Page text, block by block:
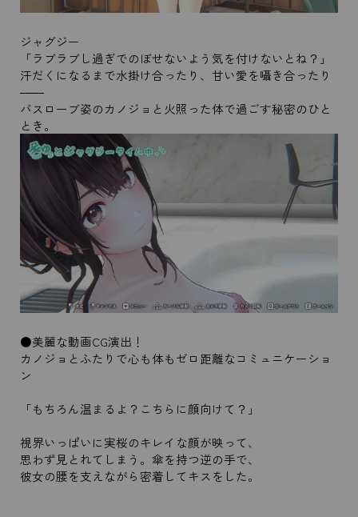
ジャグジー
「ラブラブし過ぎでのぼせないよう気を付けないとね？」
汗だくになるまで水掛け合ったり、甘い愛を囁き合ったり
――
バスローブ姿のカノジョと火照った体で過ごす秘密のひと
とき。
●美麗な動画CG演出！
カノジョとふたりで心も体もゼロ距離なコミュニケーショ
ン
「もちろん温まるよ？こちらに顔向けて？」
視界いっぱいに実桜のキレイな顔が映って、
思わず見とれてしまう。傘を持つ逆の手で、
彼女の腰を支えながら密着してキスをした。